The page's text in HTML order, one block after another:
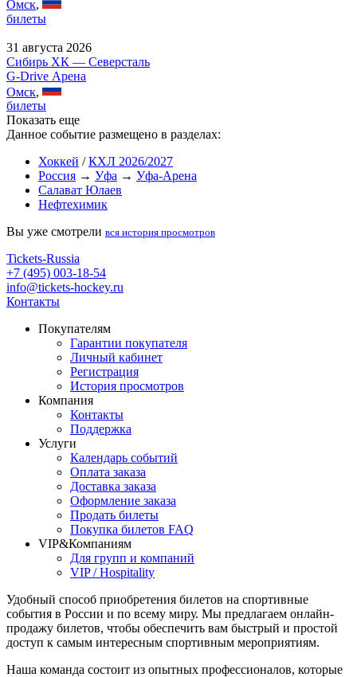
Омск,
билеты
31 августа 2026
Сибирь ХК — Северсталь
G-Drive Арена
Омск,
билеты
Показать еще
Данное событие размещено в разделах:
Хоккей /КХЛ 2026/2027
Россия → Уфа → Уфа-Арена
Салават Юлаев
Нефтехимик
Вы уже смотрели вся история просмотров
Tickets-Russia
+7 (495) 003-18-54
info@tickets-hockey.ru
Контакты
Покупателям
Гарантии покупателя
Личный кабинет
Регистрация
История просмотров
Компания
Контакты
Поддержка
Услуги
Календарь событий
Оплата заказа
Доставка заказа
Оформление заказа
Продать билеты
Покупка билетов FAQ
VIP&Компаниям
Для групп и компаний
VIP / Hospitality
Удобный способ приобретения билетов на спортивные
события в России и по всему миру. Мы предлагаем онлайн-
продажу билетов, чтобы обеспечить вам быстрый и простой
доступ к самым интересным спортивным мероприятиям.
Наша команда состоит из опытных профессионалов, которые